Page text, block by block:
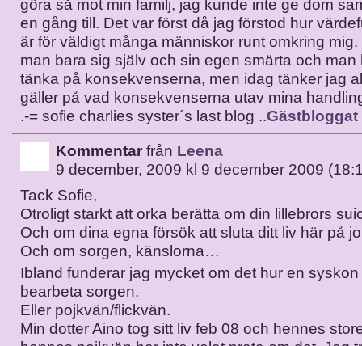
göra så mot min familj, jag kunde inte ge dom
en gång till. Det var först då jag förstod hur
är för väldigt många människor runt omkring
man bara sig själv och sin egen smärta och man
tänka på konsekvenserna, men idag tänker jag
gäller på vad konsekvenserna utav mina
.-= sofie charlies syster´s last blog ..Gästbloggat
Kommentar från Leena
9 december, 2009 kl 9 december 2009
Tack Sofie,
Otroligt starkt att orka berätta om din lillebrors
Och om dina egna försök att sluta ditt liv här på
Och om sorgen, känslorna…
Ibland funderar jag mycket om det hur en
bearbeta sorgen.
Eller pojkvän/flickvän.
Min dotter Aino tog sitt liv feb 08 och hennes